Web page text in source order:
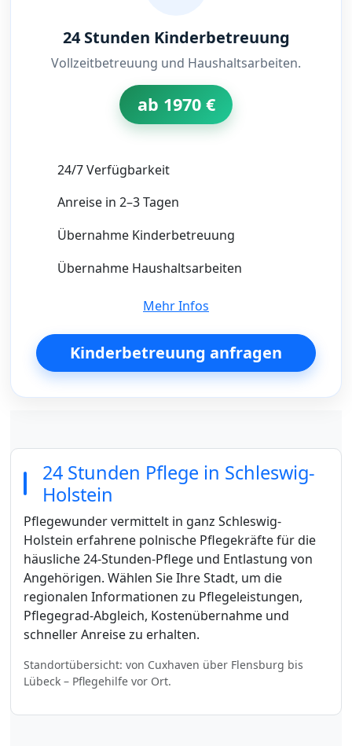
24 Stunden Kinderbetreuung
Vollzeitbetreuung und Haushaltsarbeiten.
ab 1970 €
24/7 Verfügbarkeit
Anreise in 2–3 Tagen
Übernahme Kinderbetreuung
Übernahme Haushaltsarbeiten
Mehr Infos
Kinderbetreuung anfragen
24 Stunden Pflege in Schleswig-
Holstein
Pflegewunder vermittelt in ganz Schleswig-
Holstein erfahrene polnische Pflegekräfte für die
häusliche 24-Stunden-Pflege und Entlastung von
Angehörigen. Wählen Sie Ihre Stadt, um die
regionalen Informationen zu Pflegeleistungen,
Pflegegrad-Abgleich, Kostenübernahme und
schneller Anreise zu erhalten.
Standortübersicht: von Cuxhaven über Flensburg bis
Lübeck – Pflegehilfe vor Ort.